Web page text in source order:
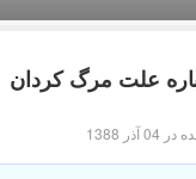
علت مرگ کردان
1388